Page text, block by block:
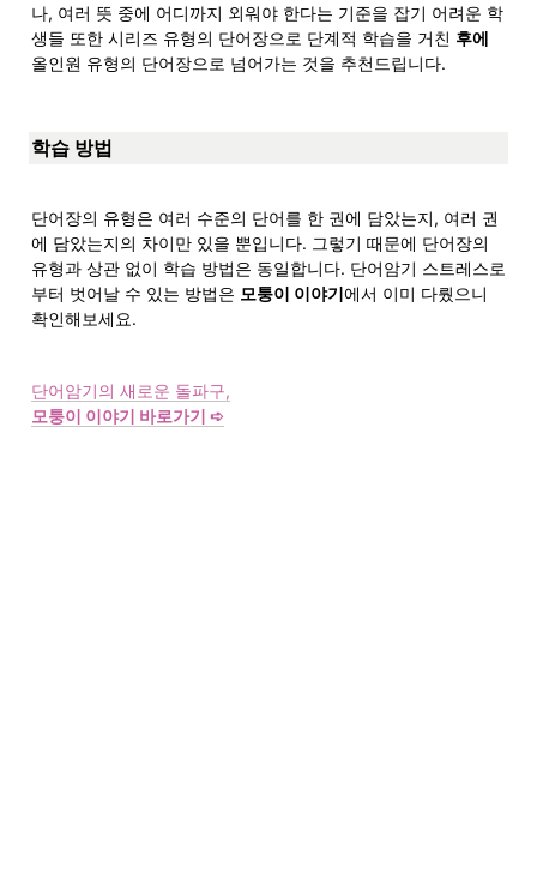
나, 여러 뜻 중에 어디까지 외워야 한다는 기준을 잡기 어려운 학
생들 또한 시리즈 유형의 단어장으로 단계적 학습을 거친 후에
올인원 유형의 단어장으로 넘어가는 것을 추천드립니다.
학습 방법
단어장의 유형은 여러 수준의 단어를 한 권에 담았는지, 여러 권
에 담았는지의 차이만 있을 뿐입니다. 그렇기 때문에 단어장의
유형과 상관 없이 학습 방법은 동일합니다. 단어암기 스트레스로
부터 벗어날 수 있는 방법은 모퉁이 이야기에서 이미 다뤘으니
확인해보세요.
모퉁이 이야기 바로가기 ➪